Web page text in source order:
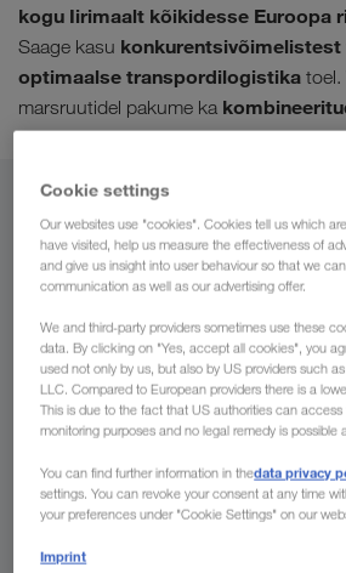
kogu Iirimaalt kõikidesse Euroopa
Saage kasu konkurentsivõimelistest
optimaalse transpordilogistika toel.
marsruutidel pakume ka
Eesti
Sihtkoht
Riik
Esita päring
Cookie settings
Our websites use "cookies". Cookies tell us which
have visited, help us measure the effectiveness of
and give us insight into user behaviour so that we
communication as well as our advertising offer.
We and third-party providers sometimes use these
data. By clicking on "Yes, accept all cookies", you
used not only by us, but also by US providers such
LLC. Compared to European providers there is a
This is due to the fact that US authorities can
monitoring purposes and no legal remedy is possible
You can find further information in thedata privacy
settings. You can revoke your consent at any time
your preferences under "Cookie Settings" on our
Imprint